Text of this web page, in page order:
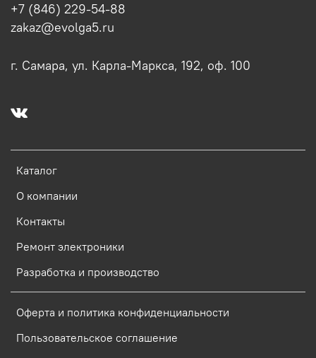
Каталог
О компании
Контакты
Ремонт электроники
Разработка и производство
Оферта и политика конфиденциальности
Пользовательское соглашение
+7 (846) 229-54-88
zakaz@evolga5.ru
г. Самара, ул. Карла-Маркса, 192, оф. 100